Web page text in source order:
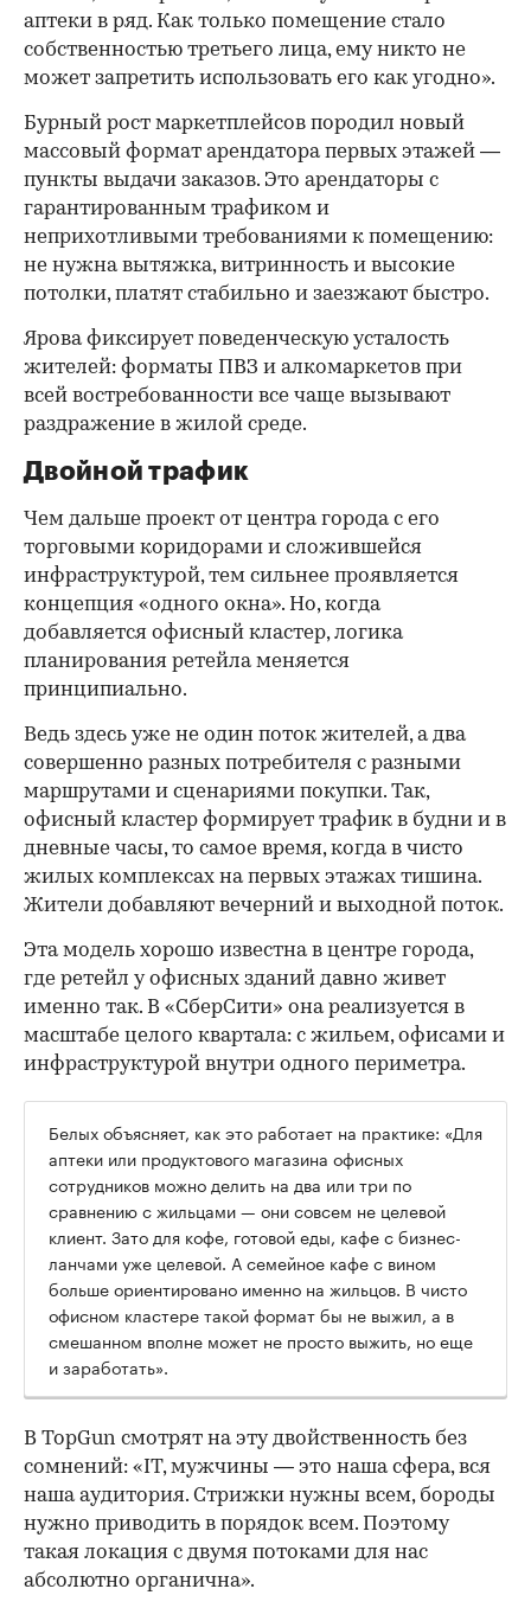
аптеки в ряд. Как только помещение стало
собственностью третьего лица, ему никто не
может запретить использовать его как угодно».
Бурный рост маркетплейсов породил новый
массовый формат арендатора первых этажей —
пункты выдачи заказов. Это арендаторы с
гарантированным трафиком и
неприхотливыми требованиями к помещению:
не нужна вытяжка, витринность и высокие
потолки, платят стабильно и заезжают быстро.
Ярова фиксирует поведенческую усталость
жителей: форматы ПВЗ и алкомаркетов при
всей востребованности все чаще вызывают
раздражение в жилой среде.
Двойной трафик
Чем дальше проект от центра города с его
торговыми коридорами и сложившейся
инфраструктурой, тем сильнее проявляется
концепция «одного окна». Но, когда
добавляется офисный кластер, логика
планирования ретейла меняется
принципиально.
Ведь здесь уже не один поток жителей, а два
совершенно разных потребителя с разными
маршрутами и сценариями покупки. Так,
офисный кластер формирует трафик в будни и в
дневные часы, то самое время, когда в чисто
жилых комплексах на первых этажах тишина.
Жители добавляют вечерний и выходной поток.
Эта модель хорошо известна в центре города,
где ретейл у офисных зданий давно живет
именно так. В «СберСити» она реализуется в
масштабе целого квартала: с жильем, офисами и
инфраструктурой внутри одного периметра.
Белых объясняет, как это работает на практике: «Для
аптеки или продуктового магазина офисных
сотрудников можно делить на два или три по
сравнению с жильцами — они совсем не целевой
клиент. Зато для кофе, готовой еды, кафе с бизнес-
ланчами уже целевой. А семейное кафе с вином
больше ориентировано именно на жильцов. В чисто
офисном кластере такой формат бы не выжил, а в
смешанном вполне может не просто выжить, но еще
и заработать».
В TopGun смотрят на эту двойственность без
сомнений: «IT, мужчины — это наша сфера, вся
наша аудитория. Стрижки нужны всем, бороды
нужно приводить в порядок всем. Поэтому
такая локация с двумя потоками для нас
абсолютно органична».